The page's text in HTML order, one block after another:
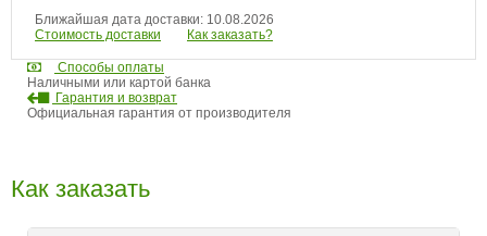
Ближайшая дата доставки: 10.08.2026
Стоимость доставки
Как заказать?
Способы оплаты
Наличными или картой банка
Гарантия и возврат
Официальная гарантия от производителя
Как заказать